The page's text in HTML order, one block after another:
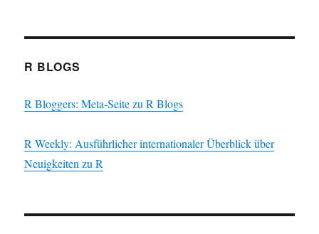
R BLOGS
R Bloggers: Meta-Seite zu R Blogs
R Weekly: Ausführlicher internationaler Überblick über
Neuigkeiten zu R